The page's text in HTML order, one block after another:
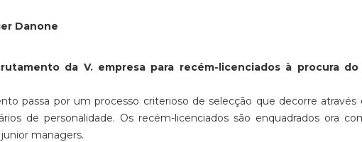
Danone
da V. empresa para recém-licenciados à procura do
passa por um processo criterioso de selecção que decorre através
de personalidade. Os recém-licenciados são enquadrados ora
junior managers.